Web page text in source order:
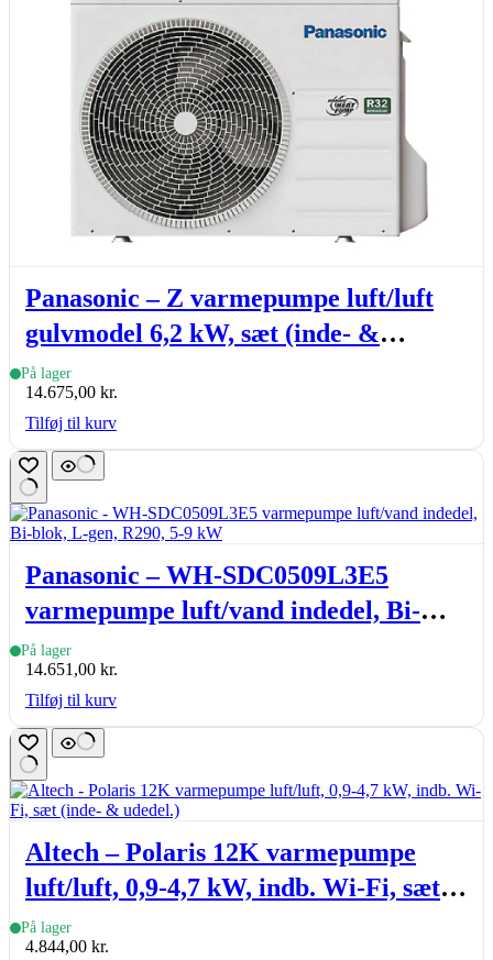
Panasonic – Z varmepumpe luft/luft
gulvmodel 6,2 kW, sæt (inde- &
udedel.)
På lager
14.675,00 kr.
Tilføj til kurv
Panasonic – WH-SDC0509L3E5
varmepumpe luft/vand indedel, Bi-
blok, L-gen, R290, 5-9 kW
På lager
14.651,00 kr.
Tilføj til kurv
Altech – Polaris 12K varmepumpe
luft/luft, 0,9-4,7 kW, indb. Wi-Fi, sæt
(inde- & udedel.)
På lager
4.844,00 kr.